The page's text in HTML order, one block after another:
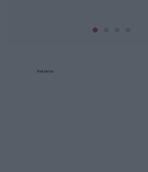
Reklama: